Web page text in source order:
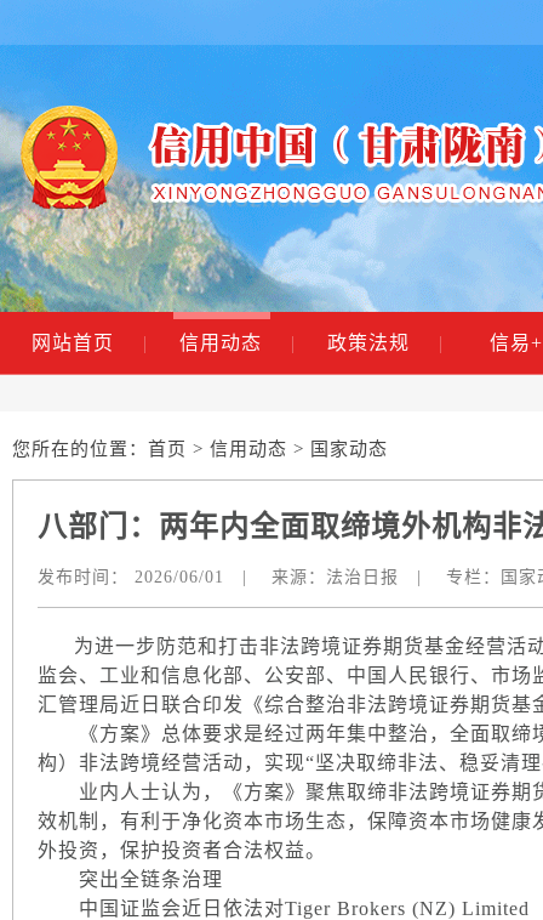
网站首页 | 信用动态 | 政策法规 | 信易+
您所在的位置： 首页 > 信用动态 > 国家动态
八部门：两年内全面取缔境外机构非
发布时间： 2026/06/01 来源： 法治日报 专栏： 国家
为进一步防范和打击非法跨境证券期货基金经营活
监会、工业和信息化部、公安部、中国人民银行、市
汇管理局近日联合印发《综合整治非法跨境证券期货
《方案》总体要求是经过两年集中整治，全面取缔
构）非法跨境经营活动，实现“坚决取缔非法、稳妥清
业内人士认为，《方案》聚焦取缔非法跨境证券期
效机制，有利于净化资本市场生态，保障资本市场健
外投资，保护投资者合法权益。
突出全链条治理
中国证监会近日依法对Tiger Brokers (NZ) Limited